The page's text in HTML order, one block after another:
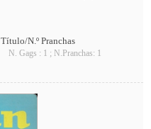
Título/N.º Pranchas
N. Gags : 1 ; N.Pranchas: 1